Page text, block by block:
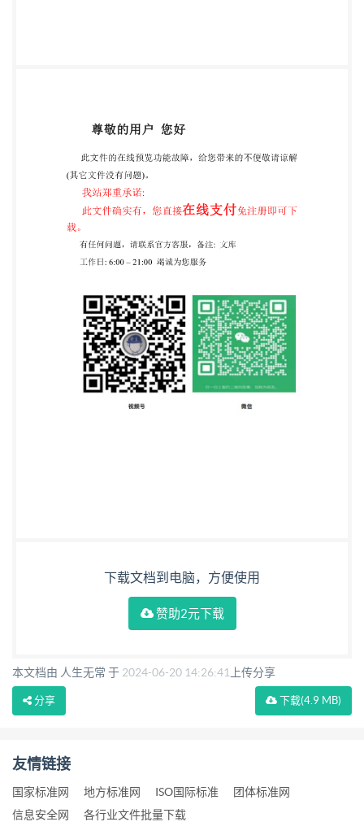
下载文档到电脑，方便使用
赞助2元下载
本文档由 人生无常 于 2024-06-20 14:26:41 上传分享
下载(4.9 MB)
分享
友情链接
国家标准网 地方标准网 ISO国际标准
团体标准网
信息安全网
各行业文件批量下载